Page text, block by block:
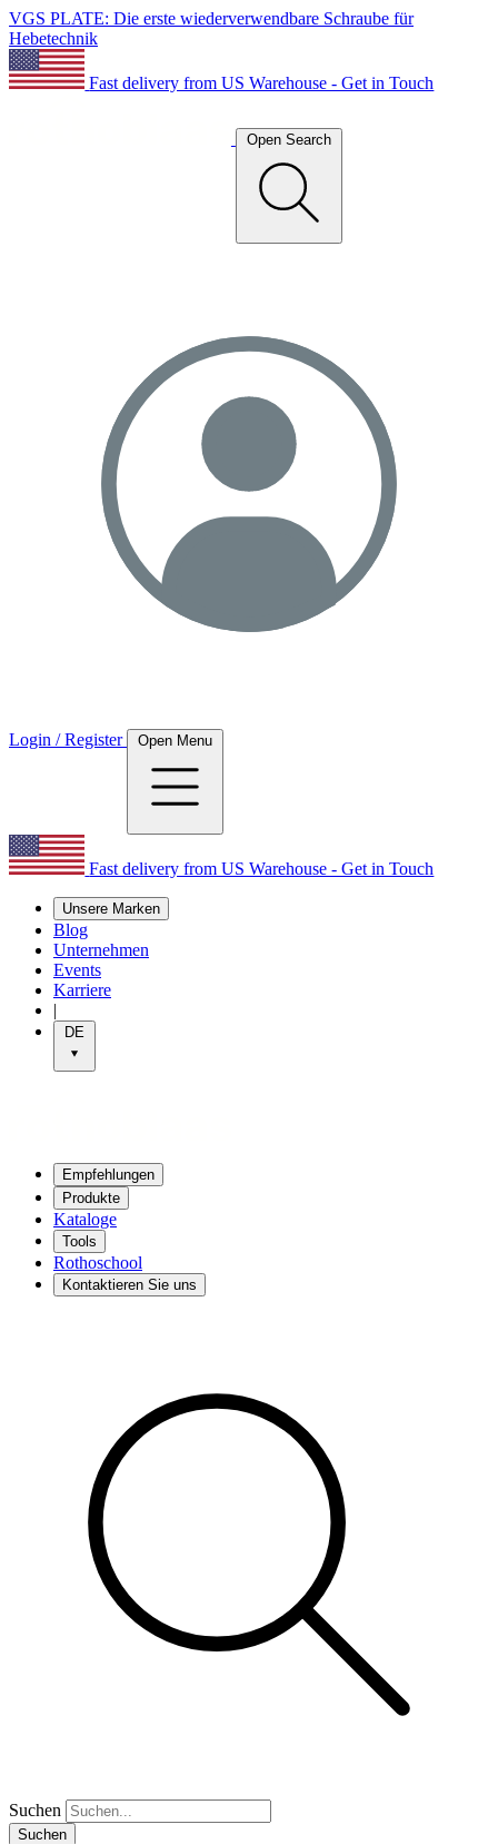
VGS PLATE: Die erste wiederverwendbare Schraube für
Hebetechnik
Fast delivery from US Warehouse - Get in Touch
Open Search
Login / Register Open Menu
Fast delivery from US Warehouse - Get in Touch
Unsere Marken
Blog
Unternehmen
Events
Karriere
|
DE
Empfehlungen
Produkte
Kataloge
Tools
Rothoschool
Kontaktieren Sie uns
Suchen
Suchen